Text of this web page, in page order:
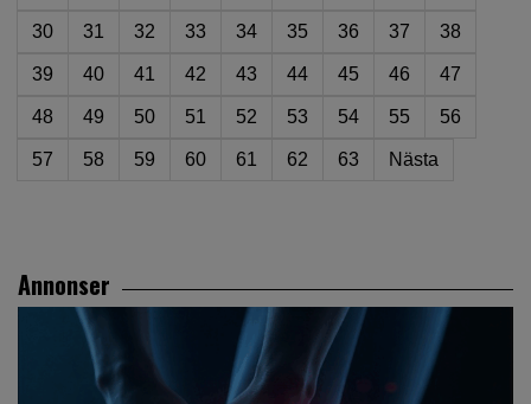
30 31 32 33 34 35 36 37 38
39 40 41 42 43 44 45 46 47
48 49 50 51 52 53 54 55 56
57 58 59 60 61 62 63 Nästa
Annonser